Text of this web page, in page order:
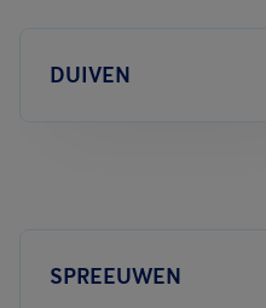
DUIVEN
SPREEUWEN